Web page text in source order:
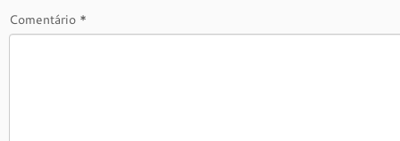
Comentário *